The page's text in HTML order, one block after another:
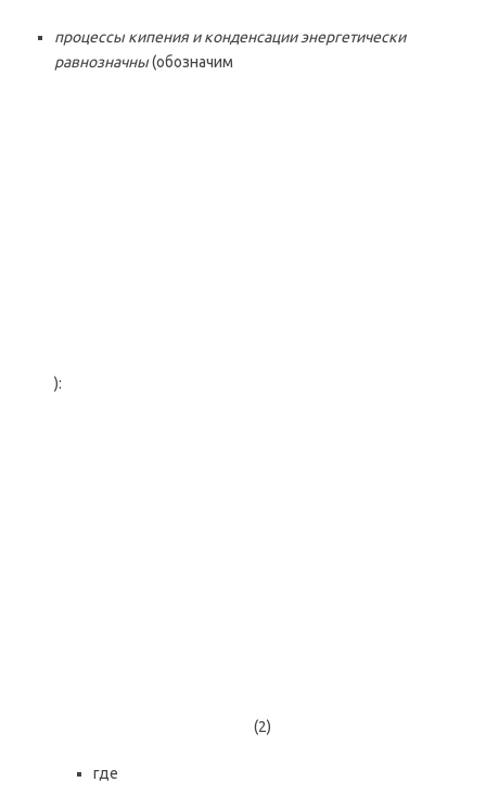
процессы кипения и конденсации энергетически
равнозначны(обозначим
):
(2)
где